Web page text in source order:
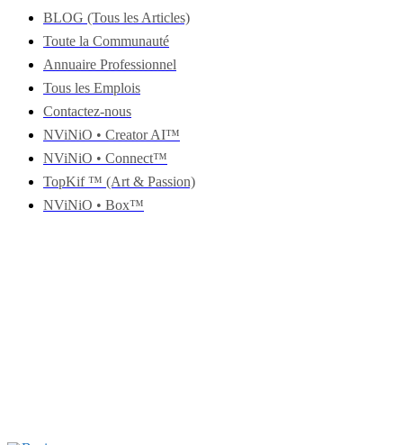
BLOG (Tous les Articles)
Toute la Communauté
Annuaire Professionnel
Tous les Emplois
Contactez-nous
NViNiO • Creator AI™
NViNiO • Connect™
TopKif ™ (Art & Passion)
NViNiO • Box™